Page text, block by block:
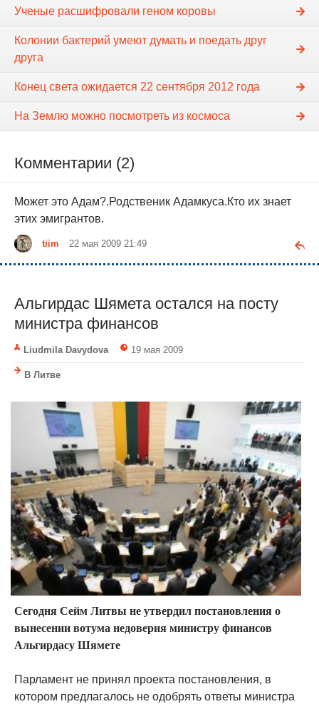
Ученые расшифровали геном коровы
Колонии бактерий умеют думать и поедать друг
друга
Конец света ожидается 22 сентября 2012 года
На Землю можно посмотреть из космоса
Комментарии (2)
Может это Адам?.Родственик Адамкуса.Кто их знает
этих эмигрантов.
tiim 22 мая 2009 21:49
Альгирдас Шямета остался на посту
министра финансов
Liudmila Davydova 19 мая 2009
В Литве
Сегодня Сейм Литвы не утвердил постановления о
вынесении вотума недоверия министру финансов
Альгирдасу Шямете
Парламент не принял проекта постановления, в
котором предлагалось не одобрять ответы министра